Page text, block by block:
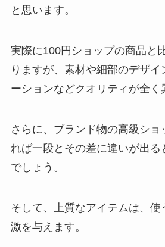
と思います。
実際に100円ショップの商品と
りますが、素材や細部のデザ
ーションなどクオリティが全く
さらに、ブランド物の高級ショ
れば一段とその差に違いが出る
でしょう。
そして、上質なアイテムは、使
激を与えます。